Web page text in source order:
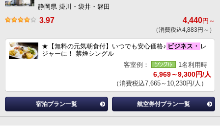
静岡県 掛川・袋井・磐田
3.97 4,440円～
（消費税込4,883円～）
★【無料の元気朝食付】いつでも安心価格♪ ビジネス・ レ
ジャーに！ 禁煙シングル
客室例：
1名利用時
6,969～9,300円/人
（消費税込7,665～10,230円/人）
宿泊プラン一覧 航空券付プラン一覧